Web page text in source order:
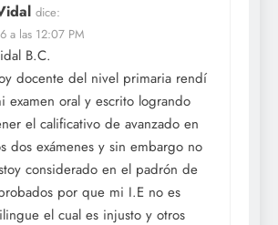
dice:
a las 12:07 PM
B.C.
docente del nivel primaria rendí
examen oral y escrito logrando
el calificativo de avanzado en
dos exámenes y sin embargo no
considerado en el padrón de
por que mi I.E no es
el cual es injusto y otros